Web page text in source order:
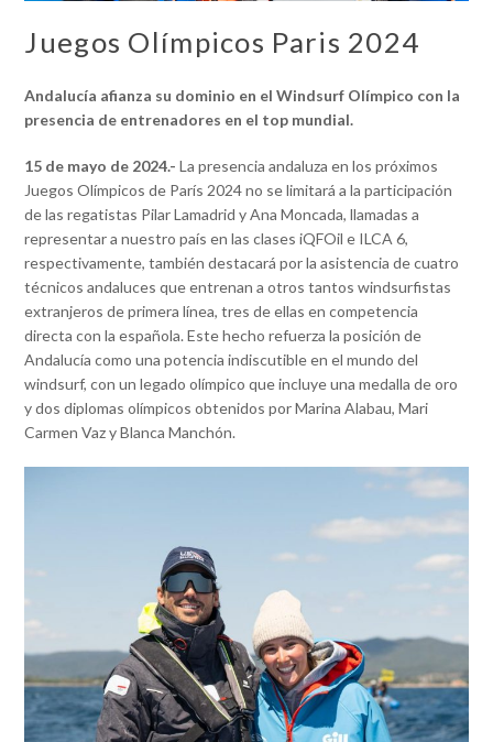
Juegos Olímpicos Paris 2024
Andalucía afianza su dominio en el Windsurf Olímpico con la
presencia de entrenadores en el top mundial.
15 de mayo de 2024.- La presencia andaluza en los próximos
Juegos Olímpicos de París 2024 no se limitará a la participación
de las regatistas Pilar Lamadrid y Ana Moncada, llamadas a
representar a nuestro país en las clases iQFOil e ILCA 6,
respectivamente, también destacará por la asistencia de cuatro
técnicos andaluces que entrenan a otros tantos windsurfistas
extranjeros de primera línea, tres de ellas en competencia
directa con la española. Este hecho refuerza la posición de
Andalucía como una potencia indiscutible en el mundo del
windsurf, con un legado olímpico que incluye una medalla de oro
y dos diplomas olímpicos obtenidos por Marina Alabau, Mari
Carmen Vaz y Blanca Manchón.